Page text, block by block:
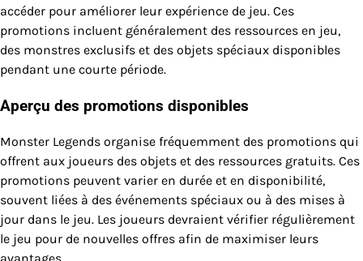
accéder pour améliorer leur expérience de jeu. Ces
promotions incluent généralement des ressources en jeu,
des monstres exclusifs et des objets spéciaux disponibles
pendant une courte période.
Aperçu des promotions disponibles
Monster Legends organise fréquemment des promotions qui
offrent aux joueurs des objets et des ressources gratuits. Ces
promotions peuvent varier en durée et en disponibilité,
souvent liées à des événements spéciaux ou à des mises à
jour dans le jeu. Les joueurs devraient vérifier régulièrement
le jeu pour de nouvelles offres afin de maximiser leurs